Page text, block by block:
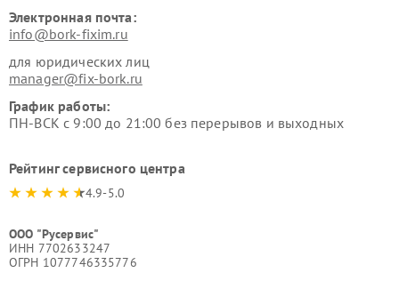
Электронная почта:
info@bork-fixim.ru
для юридических лиц
manager@fix-bork.ru
График работы:
ПН-ВСК с 9:00 до 21:00 без перерывов и выходных
Рейтинг сервисного центра
4.9-5.0
ООО "Русервис"
ИНН 7702633247
ОГРН 1077746335776